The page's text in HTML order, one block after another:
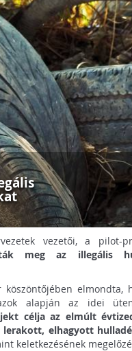
vezetői, a pilot-
meg az illegális
elmondta,
alapján az idei
célja az elmúlt
elhagyott
keletkezésének